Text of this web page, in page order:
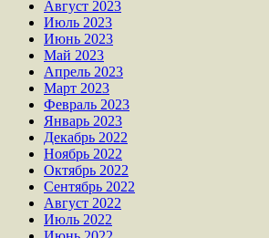
Август 2023
Июль 2023
Июнь 2023
Май 2023
Апрель 2023
Март 2023
Февраль 2023
Январь 2023
Декабрь 2022
Ноябрь 2022
Октябрь 2022
Сентябрь 2022
Август 2022
Июль 2022